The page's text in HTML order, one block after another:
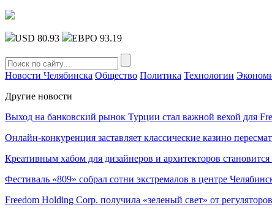
USD 80.93 ЕВРО 93.19
Новости Челябинска Общество Политика Технологии
Другие новости
Выход на банковский рынок Турции стал важной вехой для
Онлайн-конкуренция заставляет классические казино
Креативным хабом для дизайнеров и архитекторов
Фестиваль «809» собрал сотни экстремалов в центре
Freedom Holding Corp. получила «зеленый свет» от